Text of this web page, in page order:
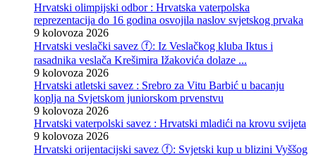
Hrvatski olimpijski odbor : Hrvatska vaterpolska
reprezentacija do 16 godina osvojila naslov svjetskog prvaka
9 kolovoza 2026
Hrvatski veslački savez ⓕ: Iz Veslačkog kluba Iktus i
rasadnika veslača Krešimira Ižakovića dolaze ...
9 kolovoza 2026
Hrvatski atletski savez : Srebro za Vitu Barbić u bacanju
koplja na Svjetskom juniorskom prvenstvu
9 kolovoza 2026
Hrvatski vaterpolski savez : Hrvatski mladići na krovu svijeta
9 kolovoza 2026
Hrvatski orijentacijski savez ⓕ: Svjetski kup u blizini Vyššog